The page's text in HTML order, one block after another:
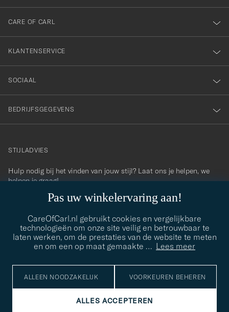
Pas uw winkelervaring aan!
CareOfCarl.nl gebruikt cookies en vergelijkbare
technologieën om onze site veilig en betrouwbaar te
laten werken, om de prestaties van de website te meten
en om een op maat gemaakte … Lees meer
ALLEEN NOODZAKELIJK VOORKEUREN BEHEREN
ALLES ACCEPTEREN
onze
nieuwsbrief!
CARE OF CARL
KLANTENSERVICE
SOCIAAL
BEDRIJFSGEGEVENS
contact@careofcarl.com
STIJLADVIES
Hulp nodig bij het vinden van jouw stijl? Laat ons je helpen, we
helpen je graag!
STIJLADVIES
© Care of Carl 2026